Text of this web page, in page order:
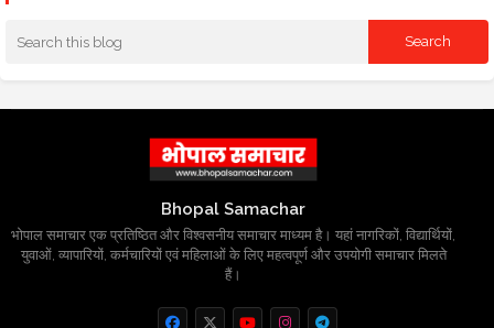
Bhopal Samachar
भोपाल समाचार एक प्रतिष्ठित और विश्वसनीय समाचार माध्यम है। यहां नागरिकों, विद्यार्थियों,
युवाओं, व्यापारियों, कर्मचारियों एवं महिलाओं के लिए महत्वपूर्ण और उपयोगी समाचार मिलते
हैं।